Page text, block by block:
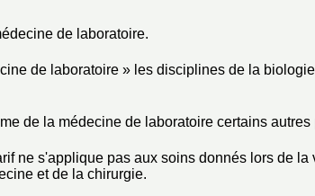
de laboratoire.
de laboratoire » les disciplines de la
de la médecine de laboratoire certains
ne s'applique pas aux soins donnés lors de
et de la chirurgie.